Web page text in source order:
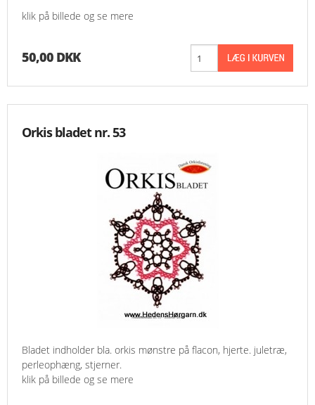
klik på billede og se mere
50,00 DKK
Orkis bladet nr. 53
Bladet indholder bla. orkis mønstre på flacon, hjerte. juletræ,
perleophæng, stjerner.
klik på billede og se mere